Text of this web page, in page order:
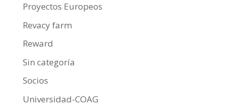
Proyectos Europeos
Revacy farm
Reward
Sin categoría
Socios
Universidad-COAG